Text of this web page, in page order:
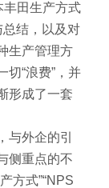
丰田生产方式
总结，以及对
生产管理方
切“浪费”，并
形成了一套
与外企的引
侧重点的不
方式”“NPS